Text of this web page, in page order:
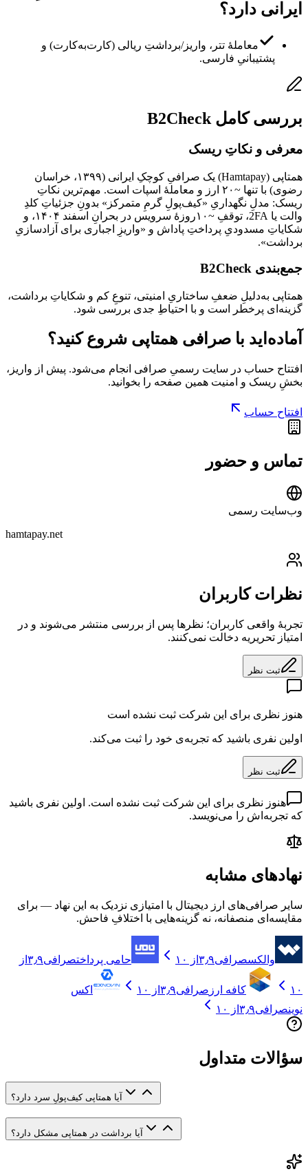
ایرانی دارد؟
معاملهٔ تتر، واریز/برداشتِ ریالی (کارت‌به‌کارت) و
پشتیبانیِ فارسی.
بررسی کامل B2Check
معرفی و نکاتِ ریسک
همتاپی (Hamtapay) یک صرافیِ کوچکِ ایرانی (۱۳۹۹، خراسان
رضوی) با تنها ~۲۰ ارز و معاملهٔ اسپات است. مهم‌ترین نکاتِ
ریسک: مدلِ نگهداریِ «کیف‌پولِ گرمِ متمرکز» بدونِ جزئیاتِ کلدِ
والت یا 2FA، توقفِ ~۱۰روزهٔ سرویس در بحرانِ اسفند ۱۴۰۴، و
شکایاتِ مسدودیِ پرداختِ پاداش و «واریزِ اجباری برای آزادسازیِ
برداشت».
جمع‌بندی B2Check
همتاپی به‌دلیلِ ضعفِ ساختاریِ امنیتی، تنوعِ کم و شکایاتِ برداشت،
گزینه‌ای پرخطر است و با احتیاطِ جدی بررسی شود.
آماده‌اید با صرافی همتاپی شروع کنید؟
افتتاح حساب در سایت رسمیِ صرافی انجام می‌شود. پیش از واریز،
بخشِ ریسک و امنیت همین صفحه را بخوانید.
افتتاح حساب
تماس و حضور
وب‌سایت رسمی
hamtapay.net
نظرات کاربران
تجربهٔ واقعی کاربران؛ نظرها پس از بررسی منتشر می‌شوند و در
امتیاز تحریریه دخالت نمی‌کنند.
ثبت نظر
هنوز نظری برای این شرکت ثبت نشده است
اولین نفری باشید که تجربه‌ی خود را ثبت می‌کند.
ثبت نظر
هنوز نظری برای این شرکت ثبت نشده است. اولین نفری باشید
که تجربه‌اش را می‌نویسد.
نهادهای مشابه
سایر صرافی‌های ارز دیجیتال با امتیازی نزدیک به این نهاد — برای
مقایسه‌ای منصفانه، نه گزینه‌هایی با اختلافِ فاحش.
والکسصرافی۳٫۹ از ۱۰ حامی پرداختصرافی۳٫۹ از
۱۰ کافه ارز صرافی۳٫۹ از ۱۰
اکس
نوینصرافی۳٫۹ از ۱۰
سؤالات متداول
آیا همتاپی کیف‌پولِ سرد دارد؟
آیا برداشت در همتاپی مشکل دارد؟